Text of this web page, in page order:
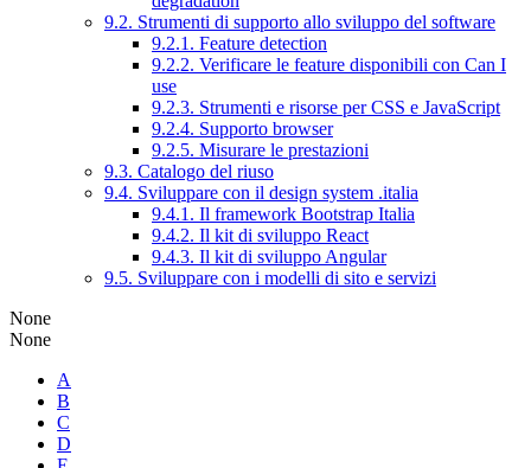
9.2. Strumenti di supporto allo sviluppo del software
9.2.1. Feature detection
9.2.2. Verificare le feature disponibili con Can I
use
9.2.3. Strumenti e risorse per CSS e JavaScript
9.2.4. Supporto browser
9.2.5. Misurare le prestazioni
9.3. Catalogo del riuso
9.4. Sviluppare con il design system .italia
9.4.1. Il framework Bootstrap Italia
9.4.2. Il kit di sviluppo React
9.4.3. Il kit di sviluppo Angular
9.5. Sviluppare con i modelli di sito e servizi
None
None
A
B
C
D